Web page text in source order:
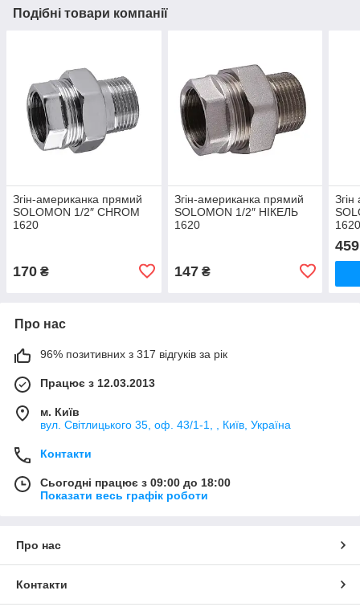
Подібні товари компанії
Згін-американка прямий
SOLOMON 1/2″ CHROM
1620
170 ₴
Згін-американка прямий
SOLOMON 1/2″ НІКЕЛЬ
1620
147₴
459
Про нас
96% позитивних з 317 відгуків за рік
Працює з 12.03.2013
м. Київ
вул. Світлицького 35, оф. 43/1-1, , Київ, Україна
Контакти
Сьогодні працює з 09:00 до 18:00
Показати весь графік роботи
Про нас
Контакти